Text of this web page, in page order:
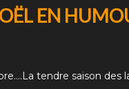
EN
tendre saison des